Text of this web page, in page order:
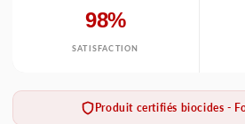
98%
SATISFACTION
Produit certifiés biocides -